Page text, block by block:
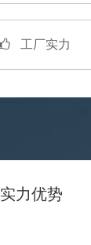
工厂实力
实力优势